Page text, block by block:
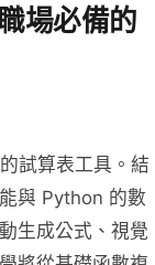
場必備的
試算表工具。結
與 Python 的數
生成公式、視覺